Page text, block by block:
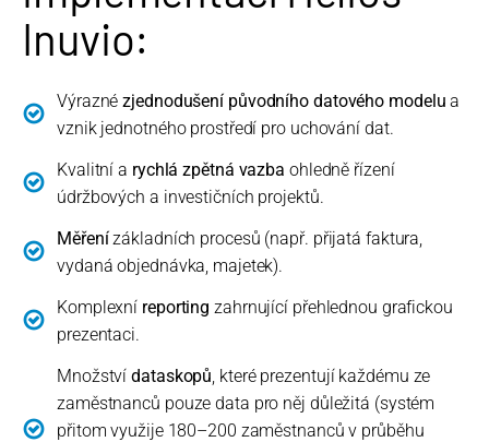
Inuvio:
Výraznézjednodušení původního datového modelu a
vznik jednotného prostředí pro uchování dat.
Kvalitní a rychlá zpětná vazba ohledně řízení
údržbových a investičních projektů.
Měřenízákladních procesů (např. přijatá faktura,
vydaná objednávka, majetek).
Komplexní reporting zahrnující přehlednou grafickou
prezentaci.
Množstvídataskopů, které prezentují každému ze
zaměstnanců pouze data pro něj důležitá (systém
přitom využije 180–200 zaměstnanců v průběhu